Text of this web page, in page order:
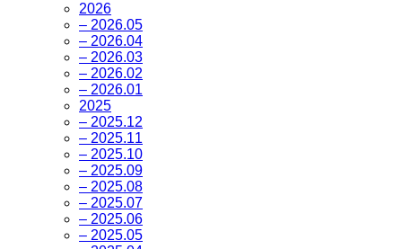
2026
– 2026.05
– 2026.04
– 2026.03
– 2026.02
– 2026.01
2025
– 2025.12
– 2025.11
– 2025.10
– 2025.09
– 2025.08
– 2025.07
– 2025.06
– 2025.05